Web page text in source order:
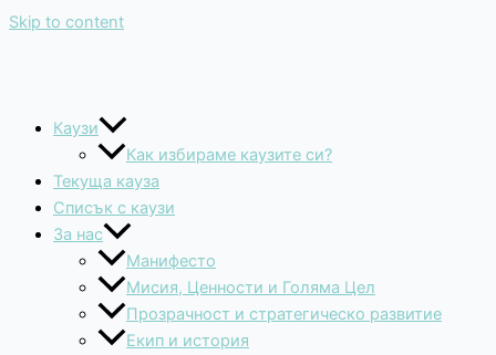
Skip to content
Каузи
Как избираме каузите си?
Текуща кауза
Списък с каузи
За нас
Манифесто
Мисия, Ценности и Голяма Цел
Прозрачност и стратегическо развитие
Екип и история